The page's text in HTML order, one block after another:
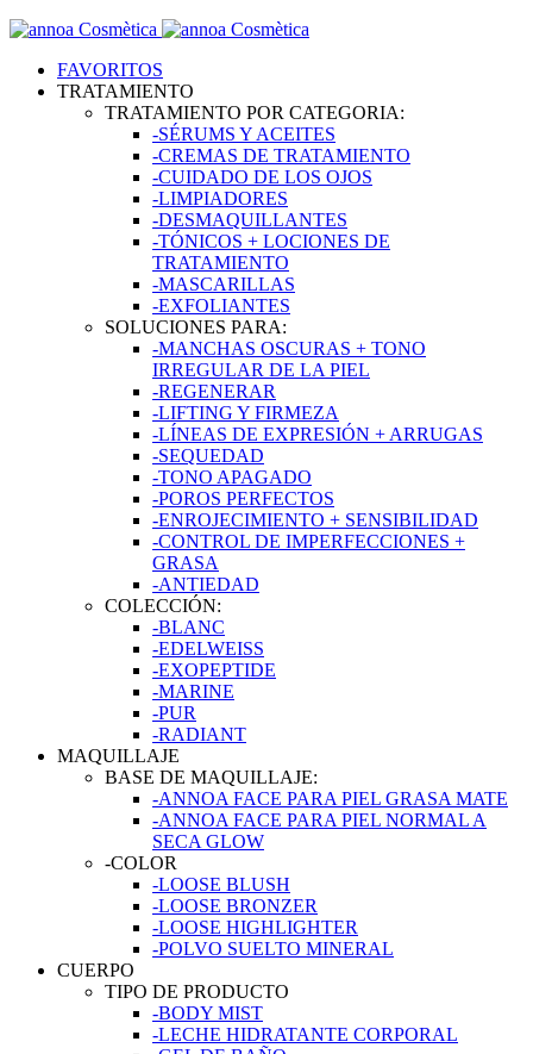
FAVORITOS
TRATAMIENTO
TRATAMIENTO POR CATEGORIA:
-SÉRUMS Y ACEITES
-CREMAS DE TRATAMIENTO
-CUIDADO DE LOS OJOS
-LIMPIADORES
-DESMAQUILLANTES
-TÓNICOS + LOCIONES DE
TRATAMIENTO
-MASCARILLAS
-EXFOLIANTES
SOLUCIONES PARA:
-MANCHAS OSCURAS + TONO
IRREGULAR DE LA PIEL
-REGENERAR
-LIFTING Y FIRMEZA
-LÍNEAS DE EXPRESIÓN + ARRUGAS
-SEQUEDAD
-TONO APAGADO
-POROS PERFECTOS
-ENROJECIMIENTO + SENSIBILIDAD
-CONTROL DE IMPERFECCIONES +
GRASA
-ANTIEDAD
COLECCIÓN:
-BLANC
-EDELWEISS
-EXOPEPTIDE
-MARINE
-PUR
-RADIANT
MAQUILLAJE
BASE DE MAQUILLAJE:
-ANNOA FACE PARA PIEL GRASA MATE
-ANNOA FACE PARA PIEL NORMAL A
SECA GLOW
-COLOR
-LOOSE BLUSH
-LOOSE BRONZER
-LOOSE HIGHLIGHTER
-POLVO SUELTO MINERAL
CUERPO
TIPO DE PRODUCTO
-BODY MIST
-LECHE HIDRATANTE CORPORAL